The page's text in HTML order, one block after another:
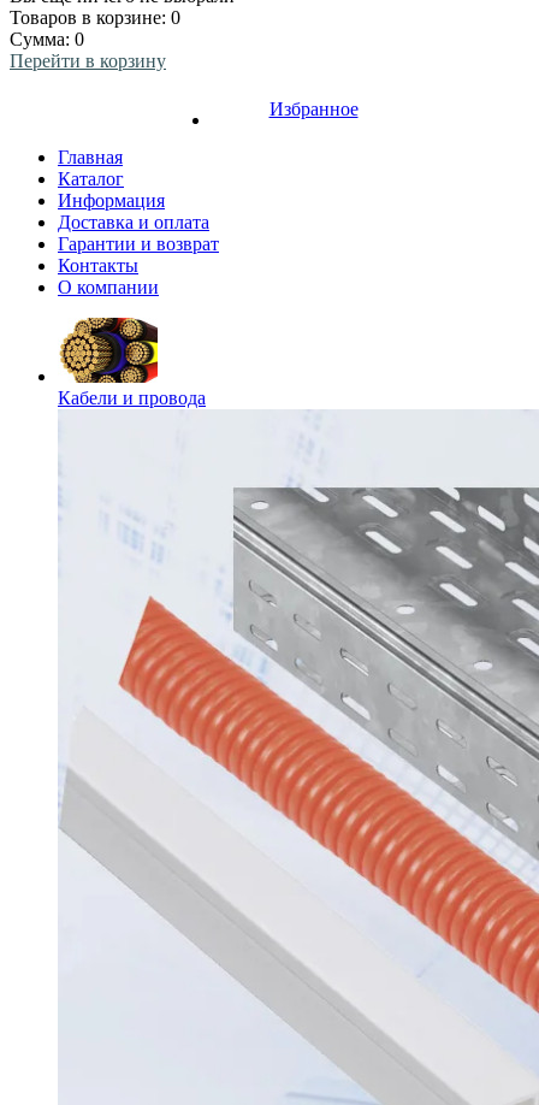
Товаров в корзине: 0
Сумма: 0
Перейти в корзину
Избранное
Главная
Каталог
Информация
Доставка и оплата
Гарантии и возврат
Контакты
О компании
Кабели и провода